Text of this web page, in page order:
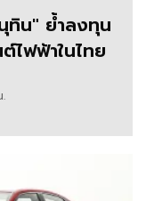
ทิน" ย้ำลงทุน
ไฟฟ้าในไทย